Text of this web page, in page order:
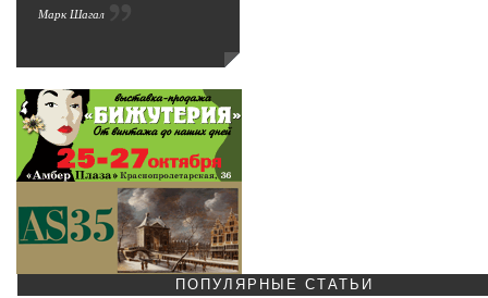
Марк Шагал
ПОПУЛЯРНЫЕ СТАТЬИ